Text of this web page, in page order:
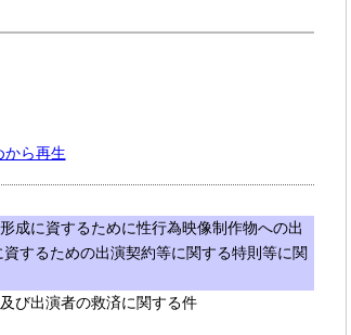
から再生
成に資するために性行為映像制作物への出
するための出演契約等に関する特則等に関
び出演者の救済に関する件